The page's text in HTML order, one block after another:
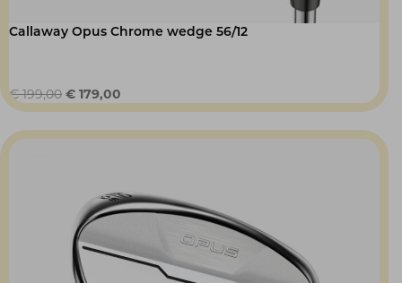
Callaway Opus Chrome wedge 56/12
€199,00 Oorspronkelijke
prijs
was:
€ 179,00
prijs
is: